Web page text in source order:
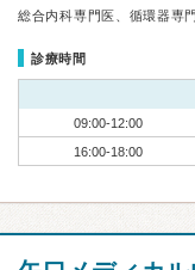
総合内科専門医、循環器専
診療時間
09:00-12:00
16:00-18:00